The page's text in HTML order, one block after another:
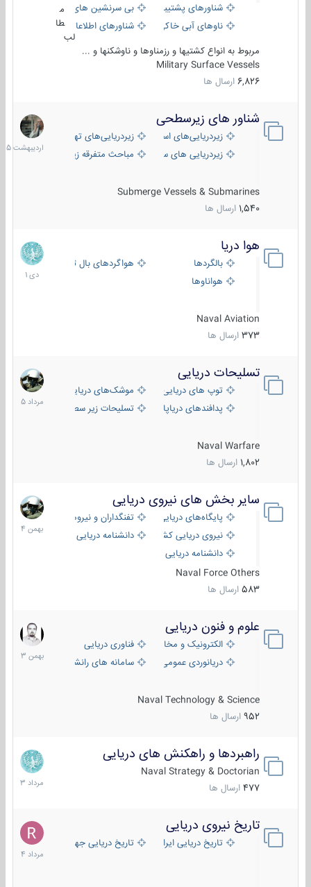
شناورهای پشتیبانی
بی سرنشین های دریایی
ناوهای آبی خاکی و نیروبرشناورهای اطلاعاتی و جاسوسی
طا
لب
مربوط به انواع کشتیها و رزمناوها و ناوشکنها و ...
Military Surface Vessels
6,826 ارسال ها
شناور های زیرسطحی
زیردریایی‌های استراتژیکزیردریایی‌های تهاجمی
زیردریایی های سبک
مباحث متفرقه زیرسطحی
Submerge Vessels & Submarines
1,540 ارسال ها
31
1405
هوا دریا
بالگردها
هواگردهای بال ثابت
هواناوها
Naval Aviation
373 ارسال ها
12
دی
1401
تسلیحات دریایی
توپ های دریایی
موشک‌های دریایی
پدافندهای دریاپایه
تسلیحات زیر سطحی
Naval Warfare
1,802 ارسال ها
2
مرداد
1405
سایر بخش های نیروی دریایی
پایگاه‌های دریایی
تفنگداران و نیروهای ویژه‌ی دریایی
نیروی دریایی کشورهای مختلفدانشنامه دریایی
دانشنامه دریایی کپی
Naval Force Others
583 ارسال ها
22
بهمن
1404
علوم و فنون دریایی
الکترونیک و مخابرات دریاییفناوری دریایی
دریانوردی عمومی
سامانه های رانشی دریایی
Naval Technology & Science
952 ارسال ها
6
بهمن
1403
راهبردها و راهکنش های دریایی
Naval Strategy & Doctorian
477 ارسال ها
2
مرداد
1403
تاریخ نیروی دریایی
تاریخ دریایی ایران تاریخ دریایی جهان
16
مرداد
1404